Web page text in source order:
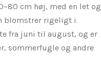
cm høj, med en let og
blomstrer rigeligt i
fra juni til august, og er
sommerfugle og andre